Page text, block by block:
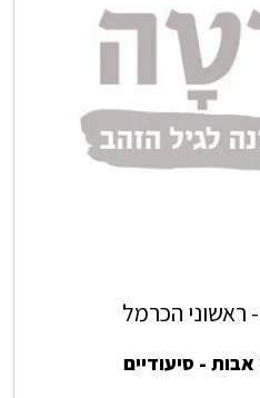
ראשוני הכרמל
אבות - סיעודיים